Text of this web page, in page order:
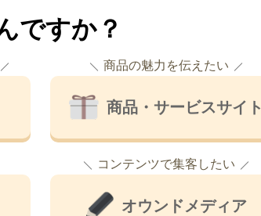
ですか？
商品の魅力を伝えたい
商品・サービスサイト
コンテンツで集客したい
オウンドメディア